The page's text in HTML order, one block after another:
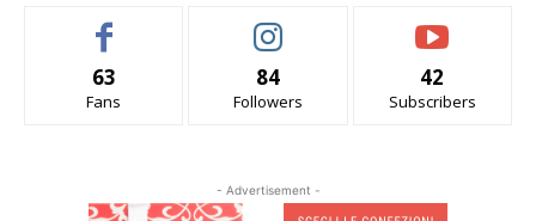
63
Fans
84
Followers
42
Subscribers
- Advertisement -